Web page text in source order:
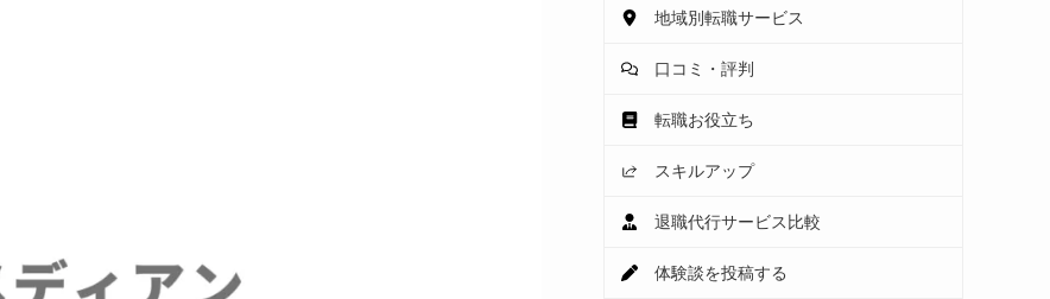
地域別転職サービス
口コミ・評判
転職お役立ち
スキルアップ
退職代行サービス比較
体験談を投稿する